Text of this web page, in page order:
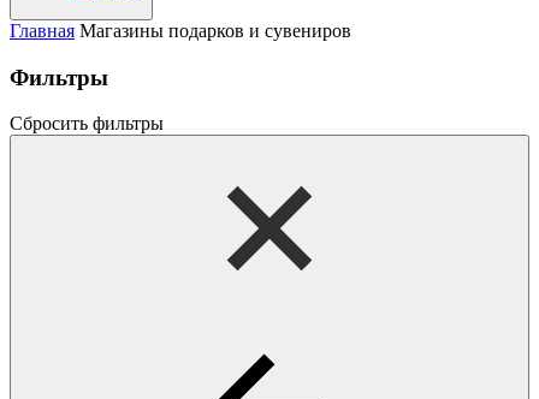
Главная Магазины подарков и сувениров
Фильтры
Сбросить фильтры